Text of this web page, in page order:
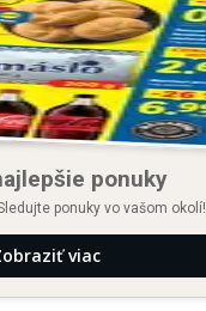
ponuky
ponuky vo vašom okolí!
viac